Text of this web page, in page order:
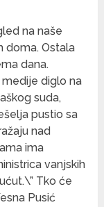
na naše
doma. Ostala
dana.
medije diglo na
suda,
pustio sa
nad
ima
vanjskih
Tko će
Pusić